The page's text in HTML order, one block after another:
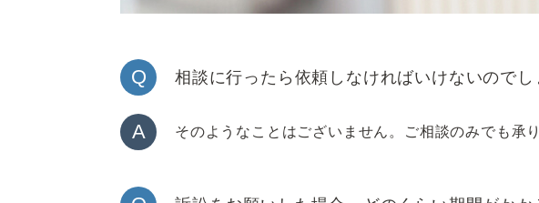
Q 相談に行ったら依頼しなければいけないのでし
A そのようなことはございません。ご相談のみでも承り